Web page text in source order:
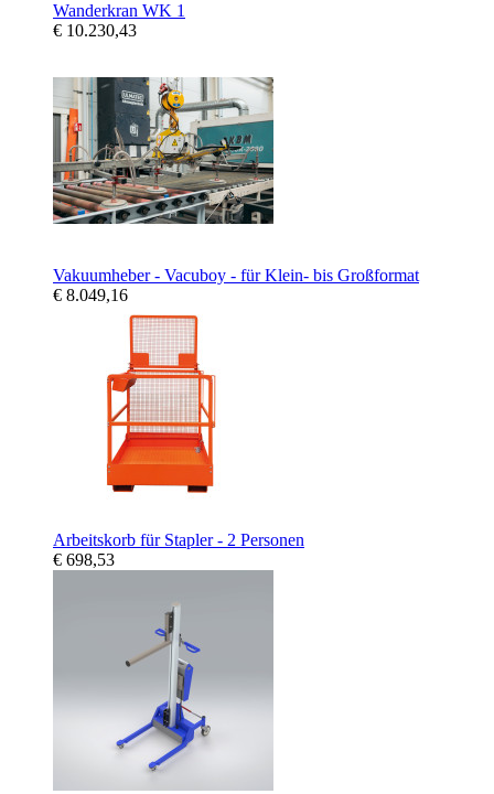
Wanderkran WK 1
€ 10.230,43
Vakuumheber - Vacuboy - für Klein- bis Großformat
€ 8.049,16
Arbeitskorb für Stapler - 2 Personen
€ 698,53